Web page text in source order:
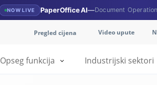
NOW LIVE PaperOffice AI—Document
Pregled cijena Video upute
Industrijski sektori
Opseg funkcija